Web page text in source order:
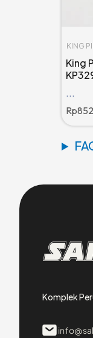
KING
King
...
Rp
Komplek